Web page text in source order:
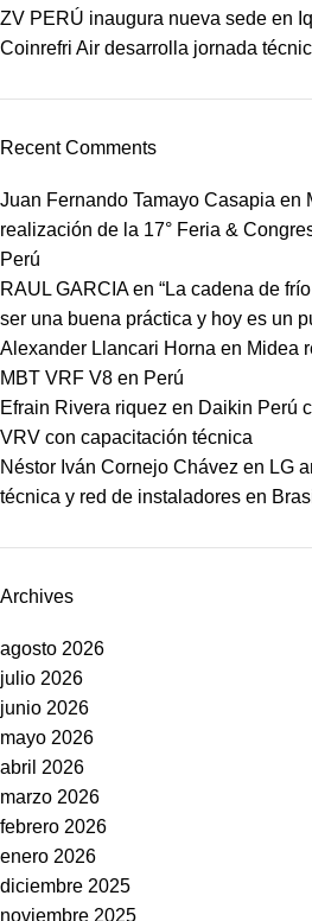
ZV PERÚ inaugura nueva sede en
Coinrefri Air desarrolla jornada
Recent Comments
Juan Fernando Tamayo Casapia en
realización de la 17° Feria &
Perú
RAUL GARCIAen “La cadena de
ser una buena práctica y hoy es un
Alexander Llancari Horna en Midea
MBT VRF V8 en Perú
Efrain Rivera riquez en Daikin Perú
VRV con capacitación técnica
Néstor Iván Cornejo Chávez en LG
técnica y red de instaladores en
Archives
agosto 2026
julio 2026
junio 2026
mayo 2026
abril 2026
marzo 2026
febrero 2026
enero 2026
diciembre 2025
noviembre 2025